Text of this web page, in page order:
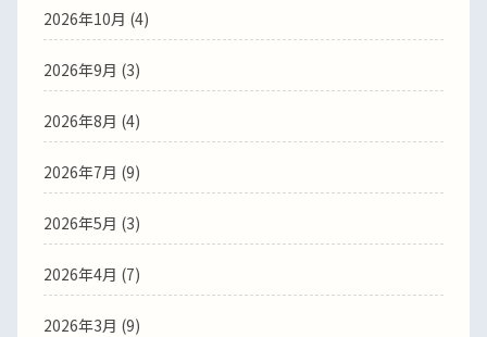
2026年10月 (4)
2026年9月 (3)
2026年8月 (4)
2026年7月 (9)
2026年5月 (3)
2026年4月 (7)
2026年3月 (9)